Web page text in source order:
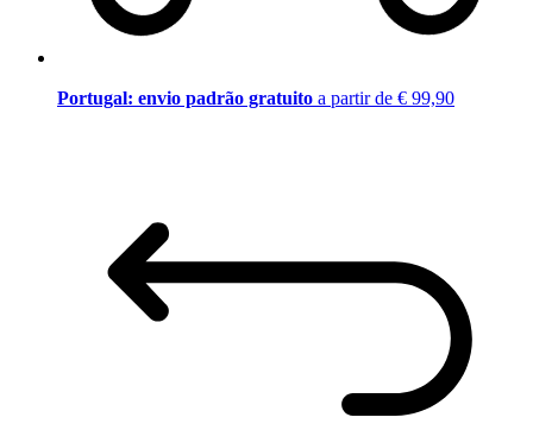
Portugal: envio padrão gratuito a partir de € 99,90